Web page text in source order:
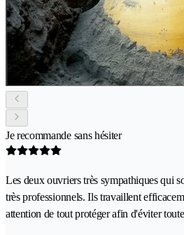
Je recommande sans hésiter
Les deux ouvriers très sympathiques qui
très professionnels. Ils travaillent
attention de tout protéger afin d'éviter